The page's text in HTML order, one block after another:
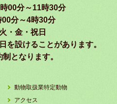
00分～11時30分
00分～4時30分
・金・祝日
を設けることがあります。
となります。
動物取扱業特定動物
アクセス